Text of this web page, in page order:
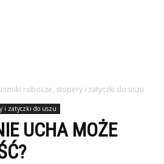
robocze, stopery i zatyczki do uszu
i zatyczki do uszu
UCHA MOŻE